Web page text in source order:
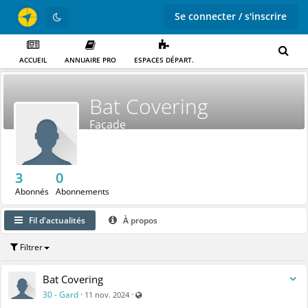
Se connecter / s'inscrire
ACCUEIL ANNUAIRE PRO ESPACES DÉPART.
Bat Covering
Façade
3
Abonnés
0
Abonnements
Fil d'actualités À propos
Filtrer
Bat Covering
30 - Gard · 11 nov. 2024 ·